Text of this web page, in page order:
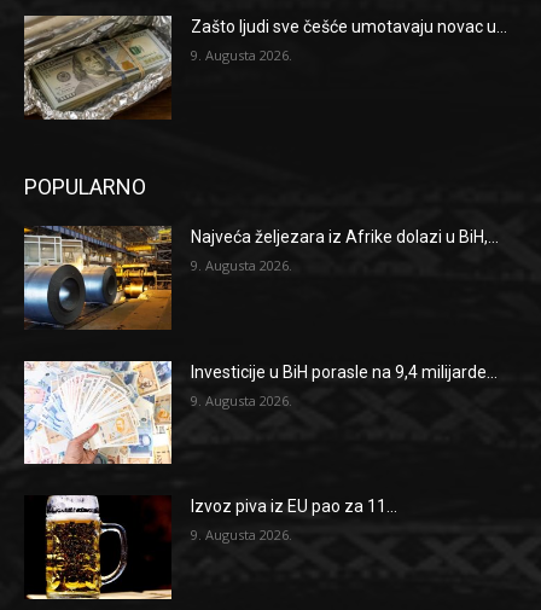
Zašto ljudi sve češće umotavaju novac u...
9. Augusta 2026.
POPULARNO
Najveća željezara iz Afrike dolazi u BiH,...
9. Augusta 2026.
Investicije u BiH porasle na 9,4 milijarde...
9. Augusta 2026.
Izvoz piva iz EU pao za 11...
9. Augusta 2026.